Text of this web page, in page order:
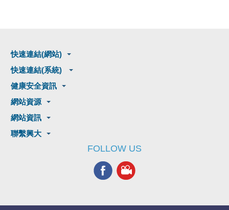
快速連結(網站)
快速連結(系統)
健康安全資訊
網站資源
網站資訊
聯繫興大
FOLLOW US